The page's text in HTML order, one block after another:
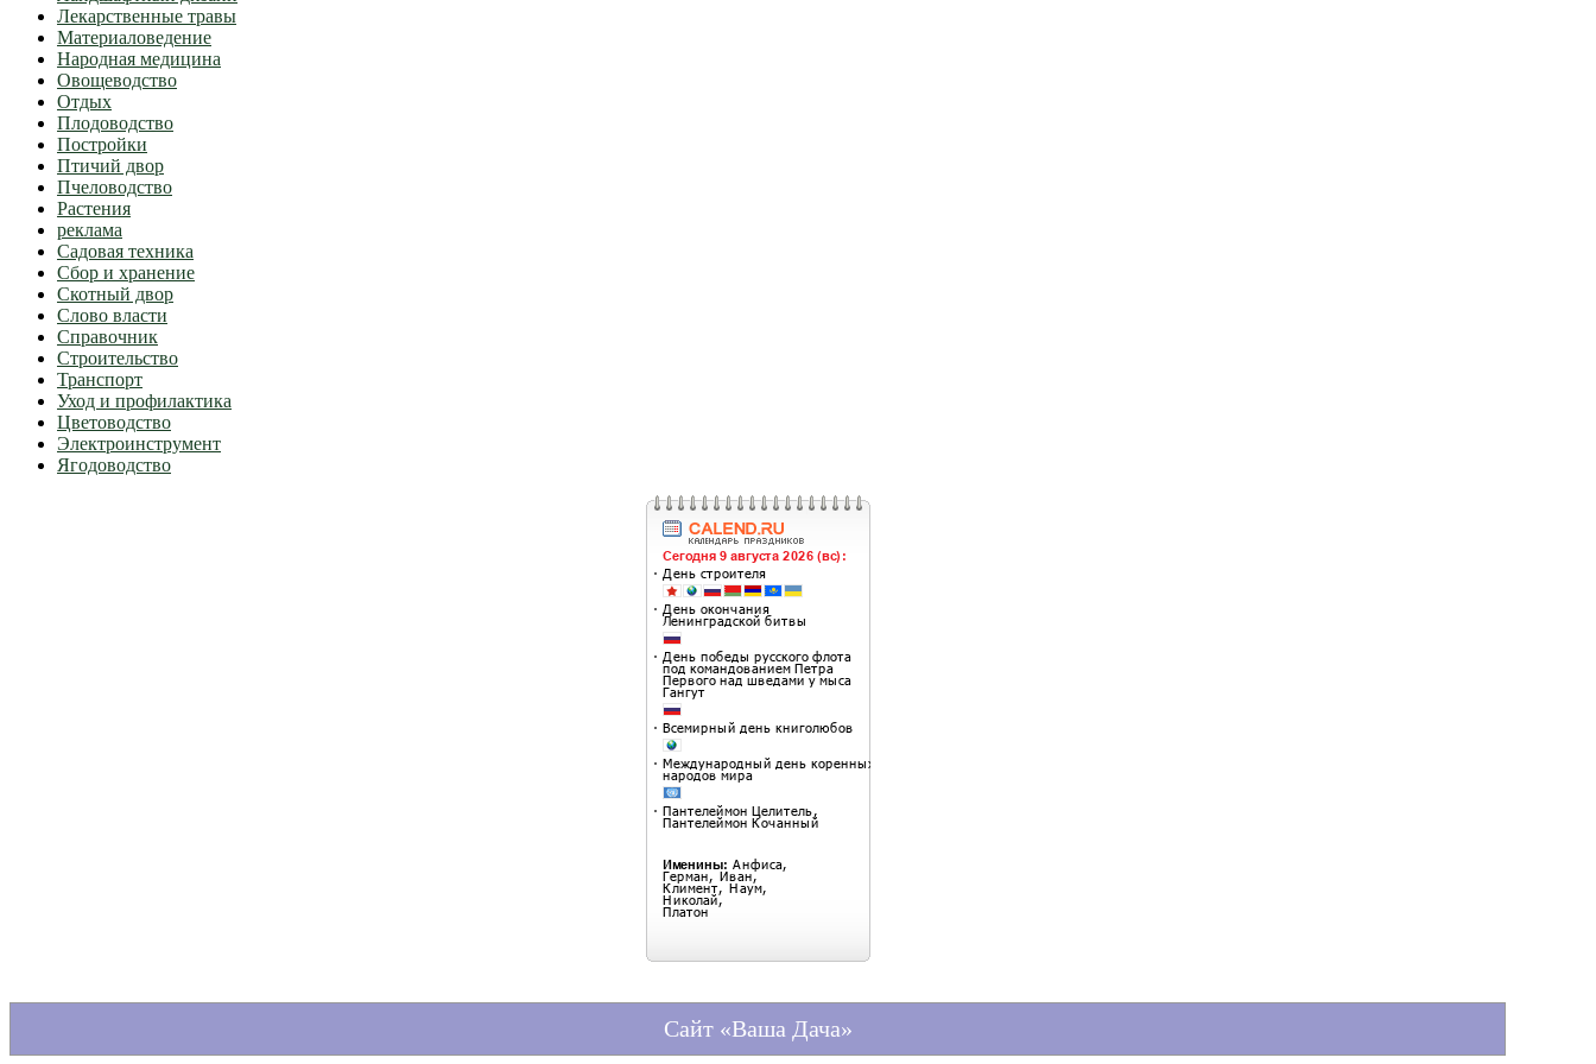
Лекарственные травы
Материаловедение
Народная медицина
Овощеводство
Отдых
Плодоводство
Постройки
Птичий двор
Пчеловодство
Растения
реклама
Садовая техника
Сбор и хранение
Скотный двор
Слово власти
Справочник
Строительство
Транспорт
Уход и профилактика
Цветоводство
Электроинструмент
Ягодоводство
Сайт «Ваша Дача»